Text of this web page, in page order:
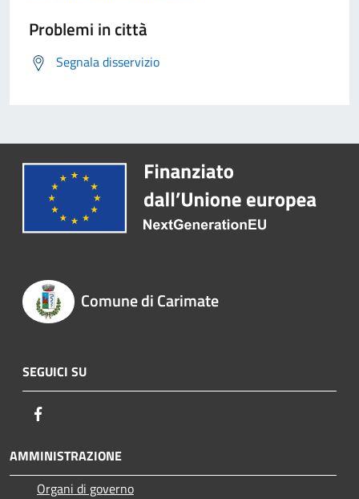
Problemi in città
Segnala disservizio
Comune di Carimate
SEGUICI SU
AMMINISTRAZIONE
Organi di governo